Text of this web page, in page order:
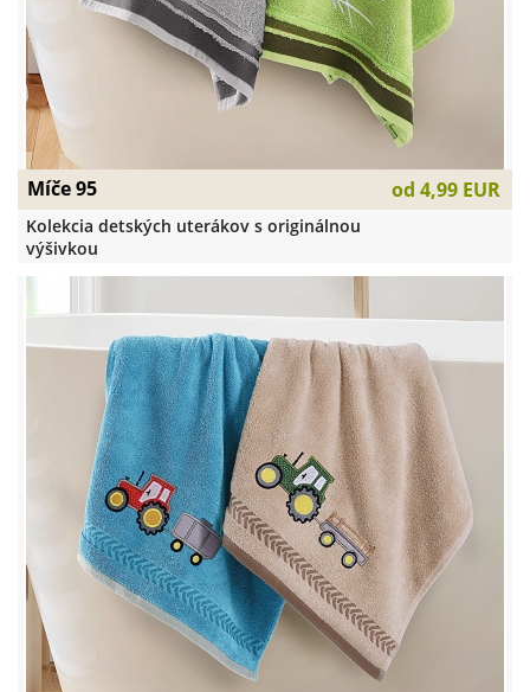
Míče 95 od 4,99 EUR
Kolekcia detských uterákov s originálnou
výšivkou